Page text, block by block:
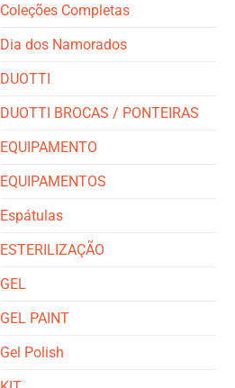
Coleções Completas
Dia dos Namorados
DUOTTI
DUOTTI BROCAS / PONTEIRAS
EQUIPAMENTO
EQUIPAMENTOS
Espátulas
ESTERILIZAÇÃO
GEL
GEL PAINT
Gel Polish